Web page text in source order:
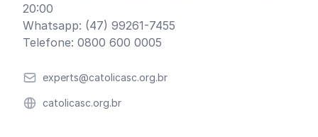
20:00
Whatsapp: (47) 99261-7455
Telefone: 0800 600 0005
Emailexperts@catolicasc.org.br
Websitecatolicasc.org.br